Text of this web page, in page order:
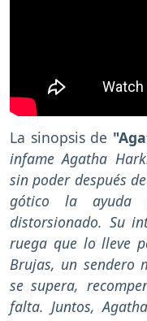
La sinopsis de
infame Agatha
sin poder después
gótico la ayuda
distorsionado. Su
ruega que lo lleve
Brujas, un sendero
se supera,
falta. Juntos,